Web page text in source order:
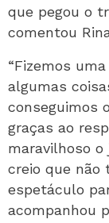
que pegou o
comentou
“Fizemos
algumas
conseguimos
graças ao
maravilhoso o
creio que não
espetáculo
acompanhou